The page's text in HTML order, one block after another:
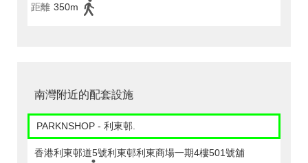
距離 350m
南灣附近的配套設施
PARKNSHOP - 利東邨.
香港利東邨道5號利東邨利東商場一期4樓501號舖